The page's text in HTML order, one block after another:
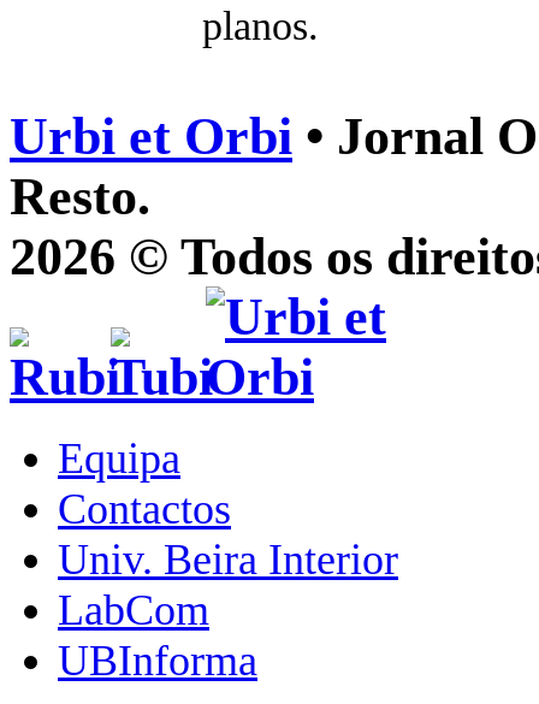
planos.
Urbi et Orbi • Jornal
Resto.
2026 © Todos os
Equipa
Contactos
Univ. Beira Interior
LabCom
UBInforma